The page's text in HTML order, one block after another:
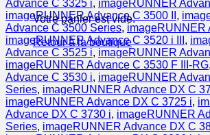
Votre panier est vide.
Retour à la boutique
49
-
toner
compatible
Canon
-
jaune
Advance C 3325 i, imageRUNNER
imageRUNNER Advance C 3500 II ,
Advance C 3500 Series, imageRUNNER
imageRUNNER Advance C 3520 i III ,
Advance C 3525 i, imageRUNNER
imageRUNNER Advance C 3530 F III-RG,
Advance C 3530 i, imageRUNNER
Series, imageRUNNER Advance DX C
imageRUNNER Advance DX C 3725 i,
Advance DX C 3730 i, imageRUNNER
Series, imageRUNNER Advance DX C